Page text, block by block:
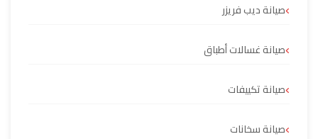
صيانة ديب فريزر
صيانة غسالات أطباق
صيانة تكييفات
صيانة سخانات